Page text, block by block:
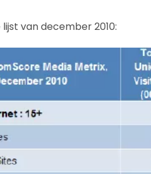
van december 2010: